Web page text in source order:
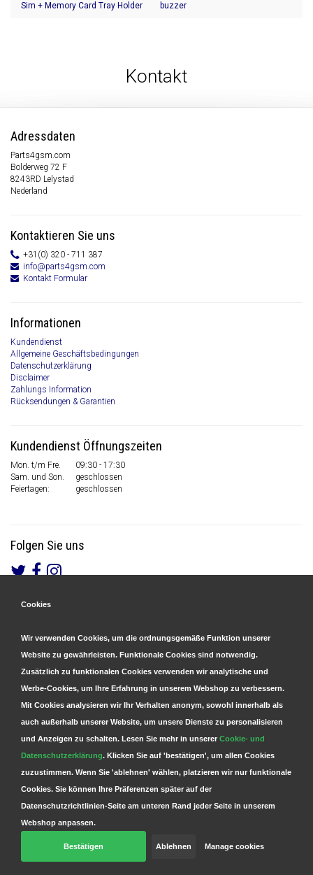
Sim + Memory Card Tray Holder
buzzer
Kontakt
Adressdaten
Parts4gsm.com
Bolderweg 72 F
8243RD Lelystad
Nederland
Kontaktieren Sie uns
+31(0) 320 - 711 387
info@parts4gsm.com
Kontakt Formular
Informationen
Kundendienst
Allgemeine Geschäftsbedingungen
Datenschutzerklärung
Disclaimer
Zahlungs Information
Rücksendungen & Garantien
Kundendienst Öffnungszeiten
Mon. t/m Fre.
09:30 - 17:30
Sam. und Son.
geschlossen
Feiertagen:
geschlossen
Folgen Sie uns
© Copyright 2026 Parts4GSM - Design byWebdinge.nl
Cookies
Wir verwenden Cookies, um die ordnungsgemäße Funktion unserer
Website zu gewährleisten. Funktionale Cookies sind notwendig.
Zusätzlich zu funktionalen Cookies verwenden wir analytische und
Werbe-Cookies, um Ihre Erfahrung in unserem Webshop zu verbessern.
Mit Cookies analysieren wir Ihr Verhalten anonym, sowohl innerhalb als
auch außerhalb unserer Website, um unsere Dienste zu personalisieren
und Anzeigen zu schalten. Lesen Sie mehr in unserer Cookie- und
Datenschutzerklärung. Klicken Sie auf 'bestätigen', um allen Cookies
zuzustimmen. Wenn Sie 'ablehnen' wählen, platzieren wir nur funktionale
Cookies. Sie können Ihre Präferenzen später auf der
Datenschutzrichtlinien-Seite am unteren Rand jeder Seite in unserem
Webshop anpassen.
Bestätigen Ablehnen Manage cookies